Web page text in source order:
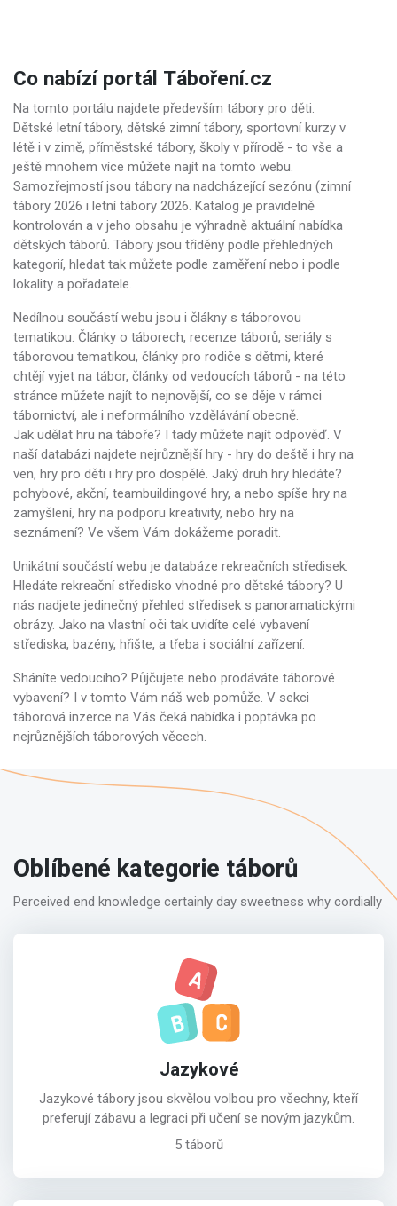
Co nabízí portál Táboření.cz
Na tomto portálu najdete především tábory pro děti.
Dětské letní tábory, dětské zimní tábory, sportovní kurzy v
létě i v zimě, příměstské tábory, školy v přírodě - to vše a
ještě mnohem více můžete najít na tomto webu.
Samozřejmostí jsou tábory na nadcházející sezónu (zimní
tábory 2026 i letní tábory 2026. Katalog je pravidelně
kontrolován a v jeho obsahu je výhradně aktuální nabídka
dětských táborů. Tábory jsou tříděny podle přehledných
kategorií, hledat tak můžete podle zaměření nebo i podle
lokality a pořadatele.
Nedílnou součástí webu jsou i člákny s táborovou
tematikou. Články o táborech, recenze táborů, seriály s
táborovou tematikou, články pro rodiče s dětmi, které
chtějí vyjet na tábor, články od vedoucích táborů - na této
stránce můžete najít to nejnovější, co se děje v rámci
tábornictví, ale i neformálního vzdělávání obecně.
Jak udělat hru na táboře? I tady můžete najít odpověď. V
naší databázi najdete nejrůznější hry - hry do deště i hry na
ven, hry pro děti i hry pro dospělé. Jaký druh hry hledáte?
pohybové, akční, teambuildingové hry, a nebo spíše hry na
zamyšlení, hry na podporu kreativity, nebo hry na
seznámení? Ve všem Vám dokážeme poradit.
Unikátní součástí webu je databáze rekreačních středisek.
Hledáte rekreační středisko vhodné pro dětské tábory? U
nás nadjete jedinečný přehled středisek s panoramatickými
obrázy. Jako na vlastní oči tak uvidíte celé vybavení
střediska, bazény, hřište, a třeba i sociální zařízení.
Sháníte vedoucího? Půjčujete nebo prodáváte táborové
vybavení? I v tomto Vám náš web pomůže. V sekci
táborová inzerce na Vás čeká nabídka i poptávka po
nejrůznějších táborových věcech.
Oblíbené kategorie táborů
Perceived end knowledge certainly day sweetness why cordially
Jazykové
Jazykové tábory jsou skvělou volbou pro všechny, kteří
preferují zábavu a legraci při učení se novým jazykům.
5 táborů